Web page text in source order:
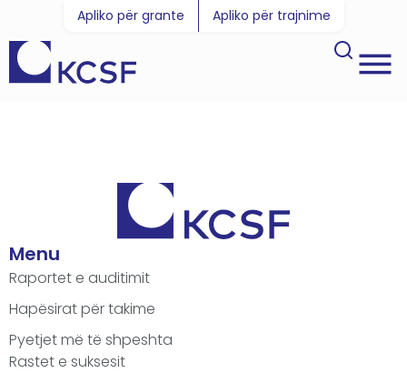
Apliko për grante Apliko për trajnime
Menu
Raportet e auditimit
Hapësirat për takime
Pyetjet më të shpeshta
Rastet e suksesit